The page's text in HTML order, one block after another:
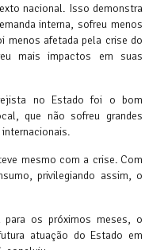
nacional. Isso demonstra
interna, sofreu menos
menos afetada pela crise do
mais impactos em suas
no Estado foi o bom
que não sofreu grandes
mesmo com a crise. Com
privilegiando assim, o
para os próximos meses, o
atuação do Estado em